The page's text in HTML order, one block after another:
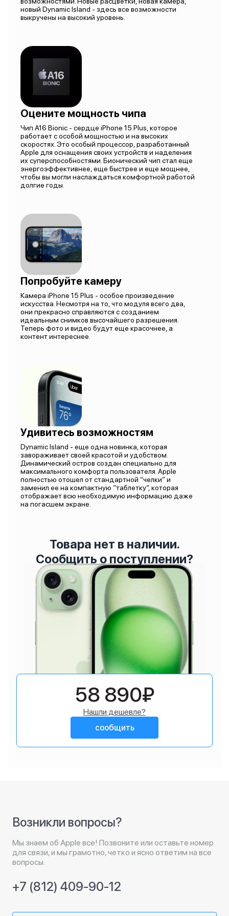
новый Dynamic Island - здесь все возможности
выкручены на высокий уровень.
Оцените мощность чипа
Чип A16 Bionic - сердце iPhone 15 Plus, которое
работает с особой мощностью и на высоких
скоростях. Это особый процессор, разработанный
Apple для оснащения своих устройств и наделения
их суперспособностями. Бионический чип стал еще
энергоэффективнее, еще быстрее и еще мощнее,
чтобы вы могли наслаждаться комфортной работой
долгие годы.
Попробуйте камеру
Камера iPhone 15 Plus - особое произведение
искусства. Несмотря на то, что модуля всего два,
они прекрасно справляются с созданием
идеальным снимков высочайшего разрешения.
Теперь фото и видео будут еще красочнее, а
контент интереснее.
Удивитесь возможностям
Dynamic Island - еще одна новинка, которая
завораживает своей красотой и удобством.
Динамический остров создан специально для
максимального комфорта пользователя. Apple
полностью отошел от стандартной “челки” и
заменил ее на компактную “таблетку”, которая
отображает всю необходимую информацию даже
на погасшем экране.
Товара нет в наличии.
Сообщить о поступлении?
58 890₽
Нашли дешевле?
сообщить
Возникли вопросы?
Мы знаем об Apple все! Позвоните или оставьте номер
для связи, и мы грамотно, четко и ясно ответим на все
вопросы.
+7 (812) 409-90-12